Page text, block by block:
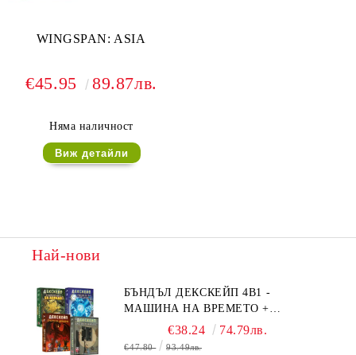
WINGSPAN: ASIA
€45.95 89.87лв.
Няма наличност
Виж детайли
Най-нови
БЪНДЪЛ ДЕКСКЕЙП 4В1 -
МАШИНА НА ВРЕМЕТО +
БЯГСТВО ОТ АЛКАТРАЗ +
ТАЙНИТЕ НА ЕЛ ДОРАДО +
€38.24 74.79лв.
€47.80 93.49лв.